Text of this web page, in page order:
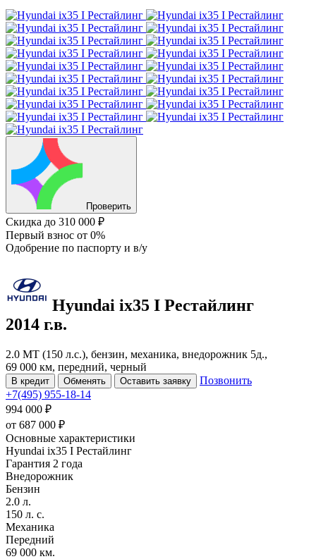
Проверить
Скидка до 310 000 ₽
Первый взнос от 0%
Одобрение по паспорту и в/у
Hyundai ix35 I Рестайлинг
2014 г.в.
2.0 MT (150 л.с.), бензин, механика, внедорожник 5д.,
69 000 км, передний, черный
В кредит Обменять Оставить заявку
Позвонить
+7(495) 955-18-14
994 000 ₽
от 687 000 ₽
Основные характеристики
Hyundai ix35 I Рестайлинг
Гарантия 2 года
Внедорожник
Бензин
2.0 л.
150 л. с.
Механика
Передний
69 000 км.